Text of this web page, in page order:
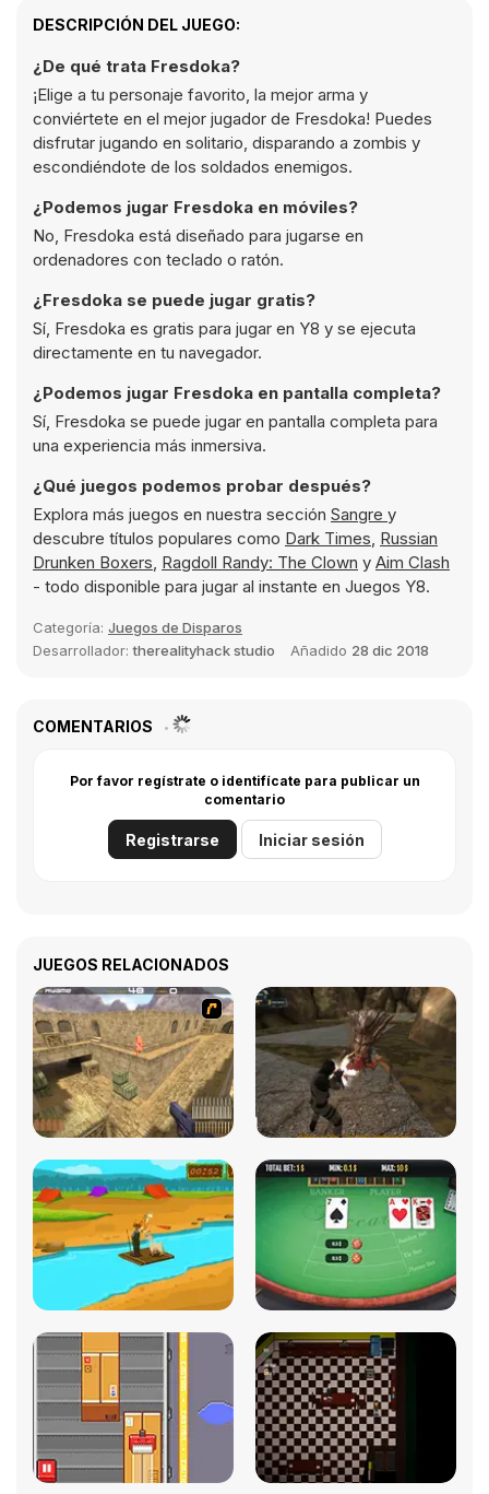
DESCRIPCIÓN DEL JUEGO:
¿De qué trata Fresdoka?
¡Elige a tu personaje favorito, la mejor arma y
conviértete en el mejor jugador de Fresdoka! Puedes
disfrutar jugando en solitario, disparando a zombis y
escondiéndote de los soldados enemigos.
¿Podemos jugar Fresdoka en móviles?
No, Fresdoka está diseñado para jugarse en
ordenadores con teclado o ratón.
¿Fresdoka se puede jugar gratis?
Sí, Fresdoka es gratis para jugar en Y8 y se ejecuta
directamente en tu navegador.
¿Podemos jugar Fresdoka en pantalla completa?
Sí, Fresdoka se puede jugar en pantalla completa para
una experiencia más inmersiva.
¿Qué juegos podemos probar después?
Explora más juegos en nuestra sección Sangre y
descubre títulos populares como Dark Times, Russian
Drunken Boxers, Ragdoll Randy: The Clown y Aim Clash
- todo disponible para jugar al instante en Juegos Y8.
Categoría: Juegos de Disparos
Desarrollador:therealityhack studio Añadido 28 dic 2018
COMENTARIOS
Por favor regístrate o identifícate para publicar un
comentario
Registrarse Iniciar sesión
JUEGOS RELACIONADOS